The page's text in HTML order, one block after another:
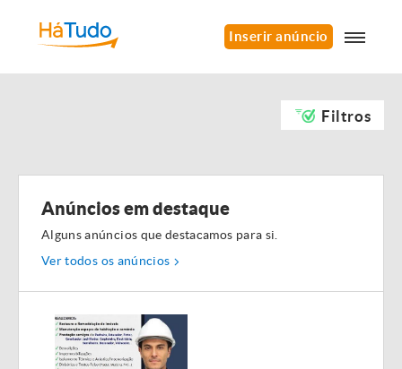
Inserir anúncio
Filtros
Anúncios em destaque
Alguns anúncios que destacamos para si.
Ver todos os anúncios